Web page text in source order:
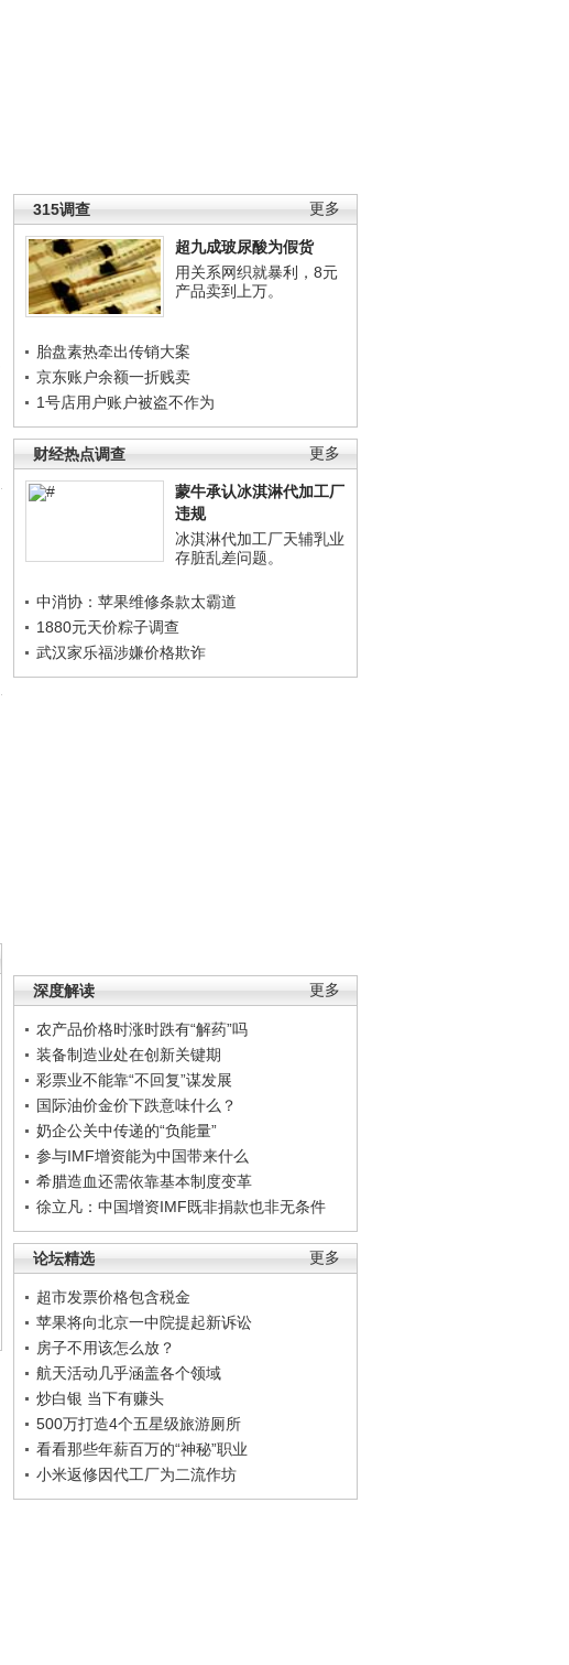
更多
315调查
超九成玻尿酸为假货
用关系网织就暴利，8元
产品卖到上万。
胎盘素热牵出传销大案
京东账户余额一折贱卖
1号店用户账户被盗不作为
更多
财经热点调查
蒙牛承认冰淇淋代加工厂
违规
冰淇淋代加工厂天辅乳业
存脏乱差问题。
中消协：苹果维修条款太霸道
1880元天价粽子调查
武汉家乐福涉嫌价格欺诈
更多
深度解读
农产品价格时涨时跌有“解药”吗
装备制造业处在创新关键期
彩票业不能靠“不回复”谋发展
国际油价金价下跌意味什么？
奶企公关中传递的“负能量”
参与IMF增资能为中国带来什么
希腊造血还需依靠基本制度变革
徐立凡：中国增资IMF既非捐款也非无条件
更多
论坛精选
超市发票价格包含税金
苹果将向北京一中院提起新诉讼
房子不用该怎么放？
航天活动几乎涵盖各个领域
炒白银 当下有赚头
500万打造4个五星级旅游厕所
看看那些年薪百万的“神秘”职业
小米返修因代工厂为二流作坊